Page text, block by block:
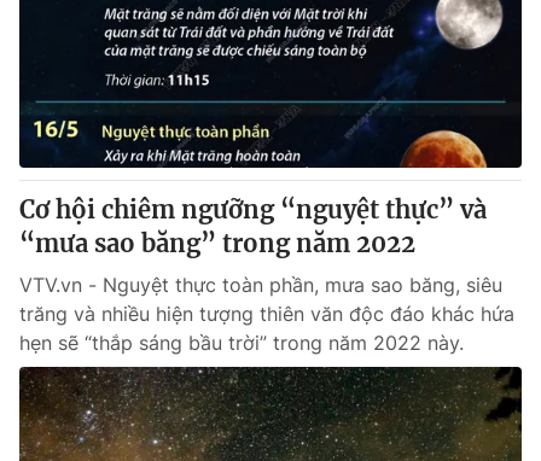
Cơ hội chiêm ngưỡng “nguyệt thực” và
“mưa sao băng” trong năm 2022
VTV.vn - Nguyệt thực toàn phần, mưa sao băng, siêu
trăng và nhiều hiện tượng thiên văn độc đáo khác hứa
hẹn sẽ “thắp sáng bầu trời” trong năm 2022 này.